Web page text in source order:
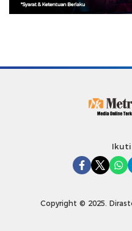
Ikuti
Copyright © 2025.